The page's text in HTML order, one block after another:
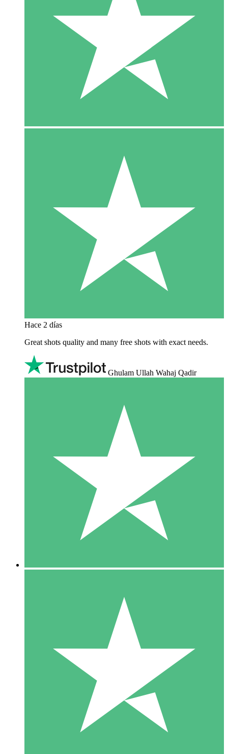
Hace 2 días
Great shots quality and many free shots with exact needs.
Ghulam Ullah Wahaj Qadir